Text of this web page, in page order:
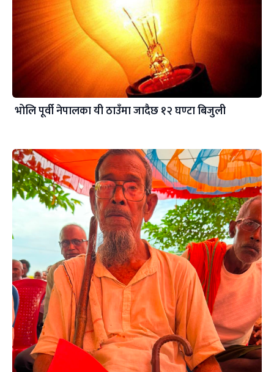
भोलि पूर्वी नेपालका यी ठाउँमा जादैछ १२ घण्टा बिजुली